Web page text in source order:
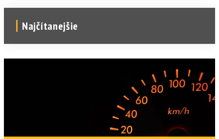
Najčítanejšie